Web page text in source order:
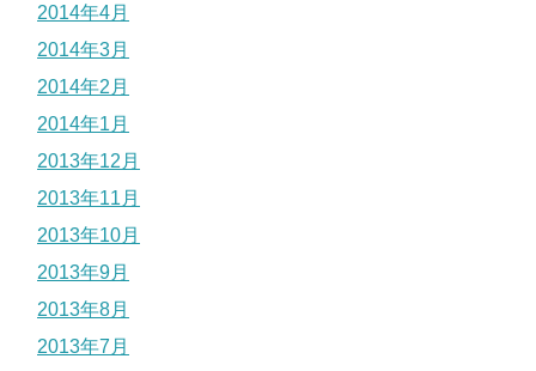
2014年4月
2014年3月
2014年2月
2014年1月
2013年12月
2013年11月
2013年10月
2013年9月
2013年8月
2013年7月